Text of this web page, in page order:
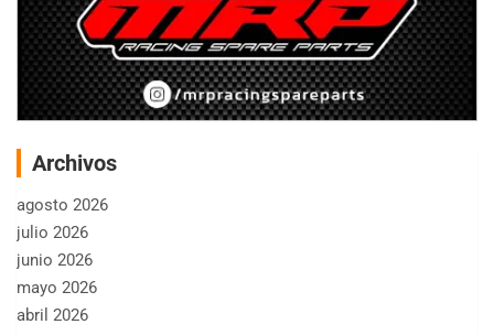
Archivos
agosto 2026
julio 2026
junio 2026
mayo 2026
abril 2026